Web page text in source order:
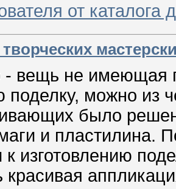
от каталога
- вещь не имеющая
поделку, можно из
было
и пластилина.
к изготовлению
красивая